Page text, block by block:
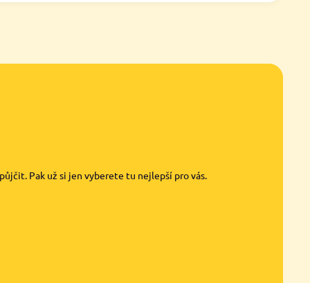
Pak už si jen vyberete tu nejlepší pro vás.